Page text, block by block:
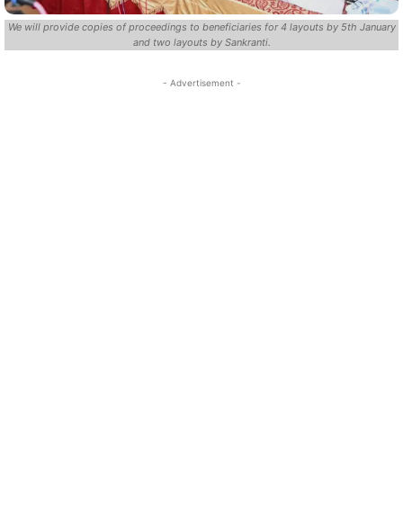
We will provide copies of proceedings to beneficiaries for 4 layouts by 5th January
and two layouts by Sankranti.
- Advertisement -